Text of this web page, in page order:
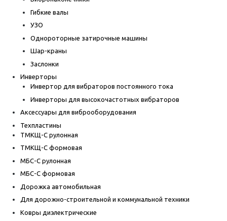
Гибкие валы
УЗО
Однороторные затирочные машины
Шар-краны
Заслонки
Инверторы
Инвертор для вибраторов постоянного тока
Инверторы для высокочастотных вибраторов
Аксессуары для виброоборудования
Техпластины
ТМКЩ-С рулонная
ТМКЩ-С формовая
МБС-С рулонная
МБС-С формовая
Дорожка автомобильная
Для дорожно-строительной и коммунальной техники
Ковры диэлектрические